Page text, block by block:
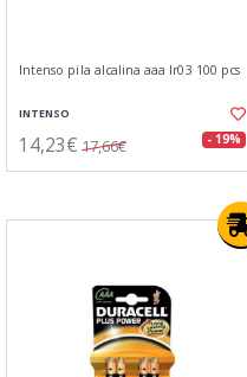
Intenso pila alcalina aaa lr03 100 pcs
INTENSO
14,23€ 17,66€ - 19%